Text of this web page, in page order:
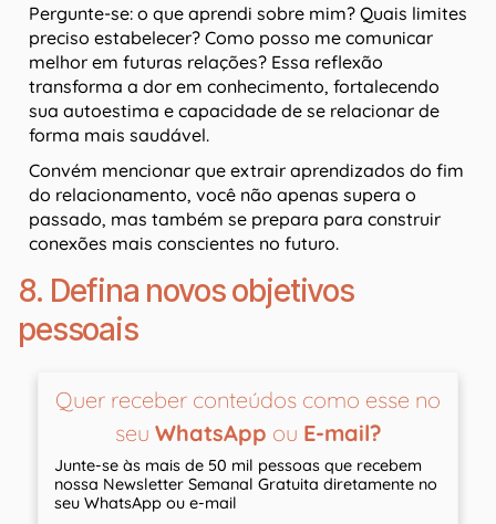
Pergunte-se: o que aprendi sobre mim? Quais limites
preciso estabelecer? Como posso me comunicar
melhor em futuras relações? Essa reflexão
transforma a dor em conhecimento, fortalecendo
sua autoestima e capacidade de se relacionar de
forma mais saudável.
Convém mencionar que extrair aprendizados do fim
do relacionamento, você não apenas supera o
passado, mas também se prepara para construir
conexões mais conscientes no futuro.
8. Defina novos objetivos
pessoais
Quer receber conteúdos como esse no
seu WhatsApp ou E-mail?
Junte-se às mais de 50 mil pessoas que recebem
nossa Newsletter Semanal Gratuita diretamente no
seu WhatsApp ou e-mail